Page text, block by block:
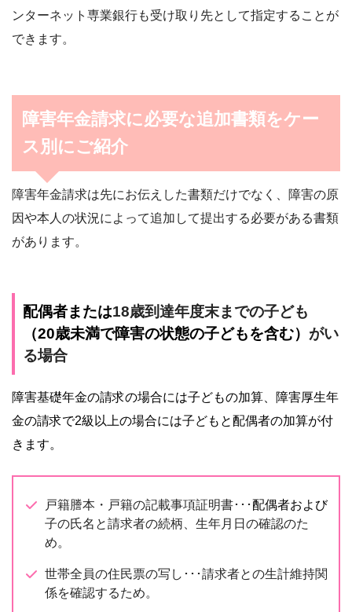
ンターネット専業銀行も受け取り先として指定することが
できます。
障害年金請求に必要な追加書類をケー
ス別にご紹介
障害年金請求は先にお伝えした書類だけでなく、障害の原
因や本人の状況によって追加して提出する必要がある書類
があります。
配偶者または18歳到達年度末までの子ども
（20歳未満で障害の状態の子どもを含む） がい
る場合
障害基礎年金の請求の場合には子どもの加算、障害厚生年
金の請求で2級以上の場合には子どもと配偶者の加算が付
きます。
戸籍謄本・戸籍の記載事項証明書･･･配偶者および
子の氏名と請求者の続柄、生年月日の確認のた
め。
世帯全員の住民票の写し･･･請求者との生計維持関
係を確認するため。